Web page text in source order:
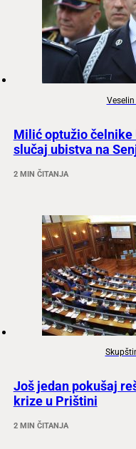
Milić optužio čelnike
slučaj ubistva na
2 MIN ČITANJA
Još jedan pokušaj
krize u Prištini
2 MIN ČITANJA